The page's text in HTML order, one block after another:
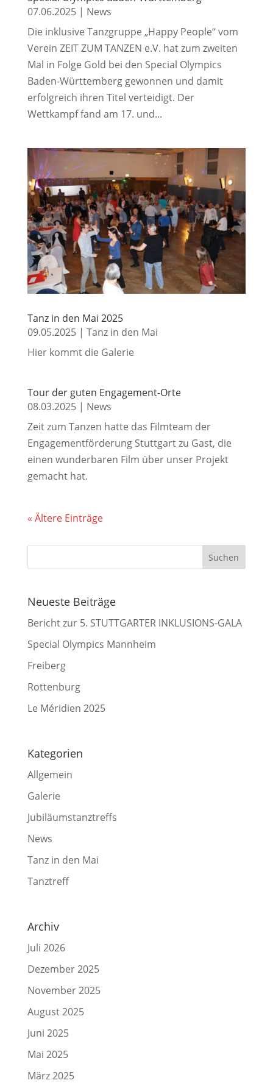
07.06.2025| News
Die inklusive Tanzgruppe „Happy People“ vom
Verein ZEIT ZUM TANZEN e.V. hat zum zweiten
Mal in Folge Gold bei den Special Olympics
Baden-Württemberg gewonnen und damit
erfolgreich ihren Titel verteidigt. Der
Wettkampf fand am 17. und...
Tanz in den Mai 2025
09.05.2025| Tanz in den Mai
Hier kommt die Galerie
Tour der guten Engagement-Orte
08.03.2025| News
Zeit zum Tanzen hatte das Filmteam der
Engagementförderung Stuttgart zu Gast, die
einen wunderbaren Film über unser Projekt
gemacht hat.
« Ältere Einträge
Neueste Beiträge
Bericht zur 5. STUTTGARTER INKLUSIONS-GALA
Special Olympics Mannheim
Freiberg
Rottenburg
Le Méridien 2025
Kategorien
Allgemein
Galerie
Jubiläumstanztreffs
News
Tanz in den Mai
Tanztreff
Archiv
Juli 2026
Dezember 2025
November 2025
August 2025
Juni 2025
Mai 2025
März 2025